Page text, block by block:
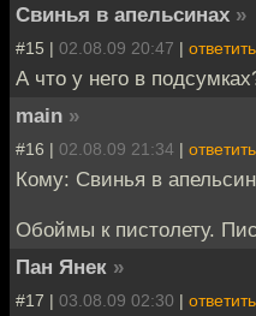
Свинья в апельсинах »
#15 | 02.08.09 20:47 | ответить
А что у него в
main »
#16 | 02.08.09 21:34 | ответить
Кому: Свинья в
Обоймы к пистолету.
Пан Янек »
#17 | 03.08.09 02:30 | ответить